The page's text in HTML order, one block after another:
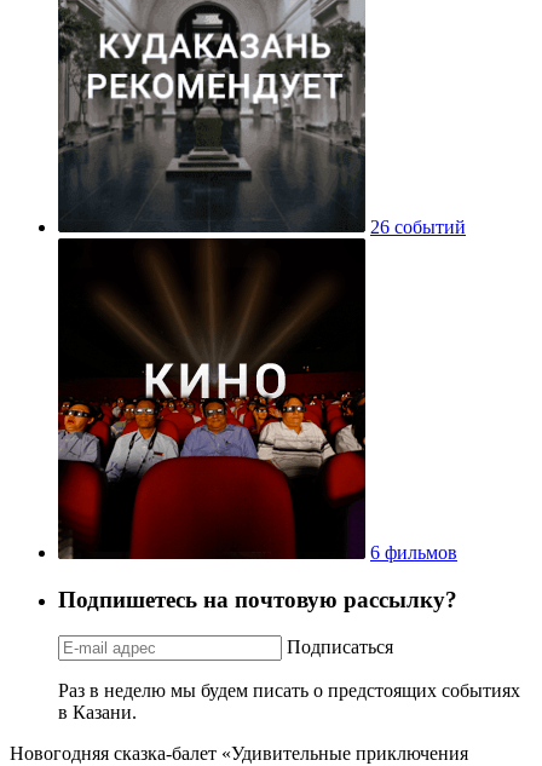
26 событий
6 фильмов
Подпишетесь на почтовую рассылку?
Подписаться
Раз в неделю мы будем писать о предстоящих событиях
в Казани.
Новогодняя сказка-балет «Удивительные приключения